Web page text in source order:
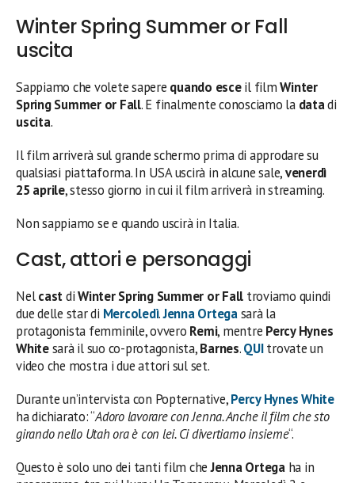
Winter Spring Summer or Fall
uscita
Sappiamo che volete sapere quando esceil filmWinter
Spring Summer or Fall. E finalmente conosciamo ladatadi
uscita.
Il film arriverà sul grande schermo prima di approdare su
qualsiasi piattaforma. In USA uscirà in alcune sale,venerdì
25 aprile, stesso giorno in cui il film arriverà in streaming.
Non sappiamo se e quando uscirà in Italia.
Cast, attori e personaggi
NelcastdiWinter Spring Summer or Fall troviamo quindi
due delle star di Mercoledì.Jenna Ortegasarà la
protagonista femminile, ovvero Remi, mentre Percy Hynes
Whitesarà il suo co-protagonista,Barnes.QUItrovate un
video che mostra i due attori sul set.
Durante un’intervista con Popternative,Percy Hynes White
ha dichiarato: “Adoro lavorare con Jenna. Anche il film che sto
girando nello Utah ora è con lei. Ci divertiamo insieme“.
Questo è solo uno dei tanti film cheJenna Ortegaha in